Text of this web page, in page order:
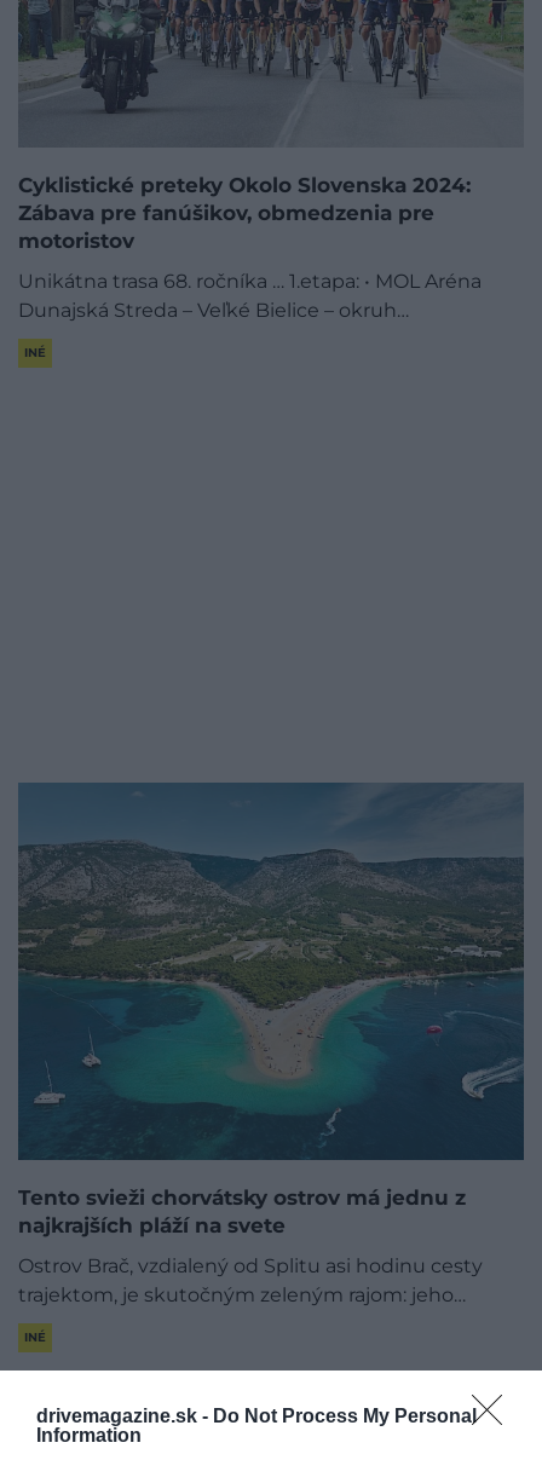
drivemagazine.sk - Do Not Process My Personal
Information
Cyklistické preteky Okolo Slovenska 2024:
Zábava pre fanúšikov, obmedzenia pre
motoristov
Unikátna trasa 68. ročníka … 1.etapa: • MOL Aréna
Dunajská Streda – Veľké Bielice – okruh…
INÉ
​Tento svieži chorvátsky ostrov má jednu z
najkrajších pláží na svete
Ostrov Brač, vzdialený od Splitu asi hodinu cesty
trajektom, je skutočným zeleným rajom: jeho…
INÉ